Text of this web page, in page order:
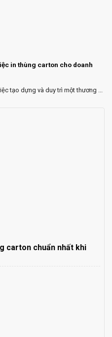
in thùng carton cho doanh
tạo dựng và duy trì một thương ...
carton chuẩn nhất khi